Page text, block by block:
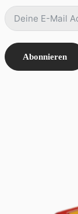
Abonnieren